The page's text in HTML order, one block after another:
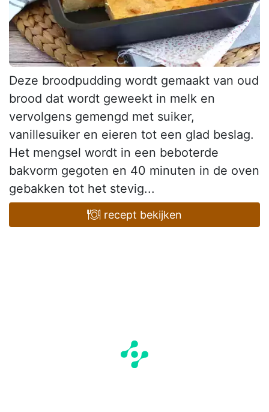
Deze broodpudding wordt gemaakt van oud
brood dat wordt geweekt in melk en
vervolgens gemengd met suiker,
vanillesuiker en eieren tot een glad beslag.
Het mengsel wordt in een beboterde
bakvorm gegoten en 40 minuten in de oven
gebakken tot het stevig...
recept bekijken